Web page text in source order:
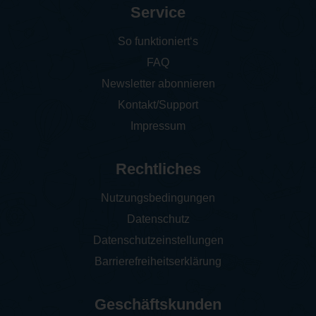
Service
So funktioniert‘s
FAQ
Newsletter abonnieren
Kontakt/Support
Impressum
Rechtliches
Nutzungsbedingungen
Datenschutz
Datenschutzeinstellungen
Barrierefreiheitserklärung
Geschäftskunden